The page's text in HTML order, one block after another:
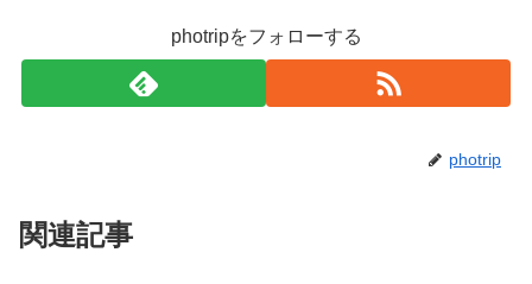
photripをフォローする
photrip
関連記事